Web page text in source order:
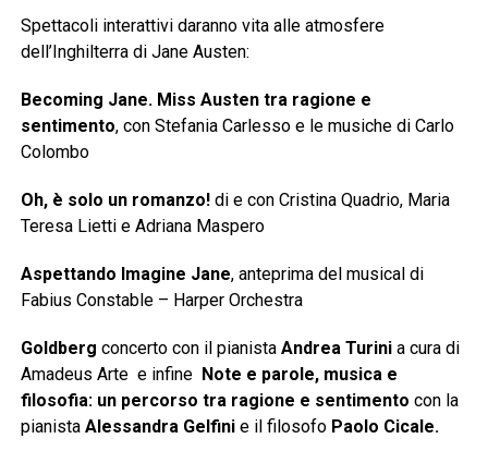
Spettacoli interattivi daranno vita alle atmosfere
dell’Inghilterra di Jane Austen:
Becoming Jane. Miss Austen tra ragione e
sentimento, con Stefania Carlesso e le musiche di Carlo
Colombo
Oh, è solo un romanzo!di e con Cristina Quadrio, Maria
Teresa Lietti e Adriana Maspero
Aspettando Imagine Jane, anteprima del musical di
Fabius Constable – Harper Orchestra
Goldberg concerto con il pianistaAndrea Turini a cura di
Amadeus Arte e infineNote e parole, musica e
filosofia: un percorso tra ragione e sentimento con la
pianista Alessandra Gelfinie il filosofo Paolo Cicale.